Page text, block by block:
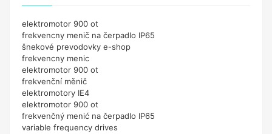
elektromotor 900 ot
frekvencny menič na čerpadlo IP65
šnekové prevodovky e-shop
frekvencny menic
elektromotor 900 ot
frekvenční měnič
elektromotory IE4
elektromotor 900 ot
frekvenčný menić na čerpadlo IP65
variable frequency drives